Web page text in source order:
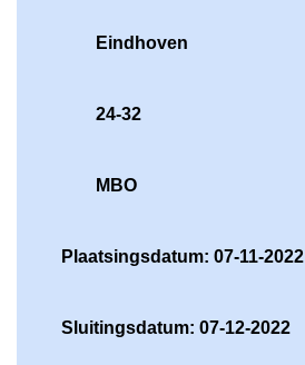
Eindhoven
24-32
MBO
Plaatsingsdatum: 07-11-2022
Sluitingsdatum: 07-12-2022